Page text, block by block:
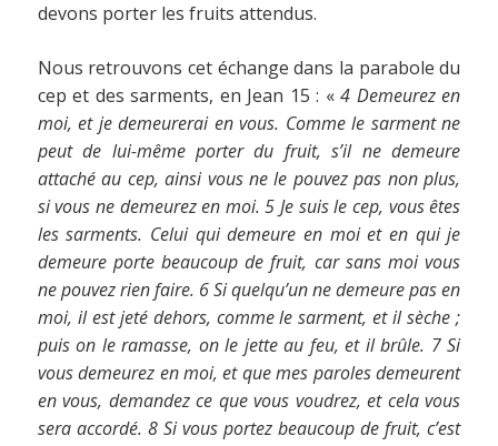
devons porter les fruits attendus.
Nous retrouvons cet échange dans la parabole du
cep et des sarments, en Jean 15 : «4 Demeurez en
moi, et je demeurerai en vous. Comme le sarment ne
peut de lui-même porter du fruit, s’il ne demeure
attaché au cep, ainsi vous ne le pouvez pas non plus,
si vous ne demeurez en moi. 5 Je suis le cep, vous êtes
les sarments. Celui qui demeure en moi et en qui je
demeure porte beaucoup de fruit, car sans moi vous
ne pouvez rien faire. 6 Si quelqu’un ne demeure pas en
moi, il est jeté dehors, comme le sarment, et il sèche ;
puis on le ramasse, on le jette au feu, et il brûle. 7 Si
vous demeurez en moi, et que mes paroles demeurent
en vous, demandez ce que vous voudrez, et cela vous
sera accordé. 8 Si vous portez beaucoup de fruit, c’est